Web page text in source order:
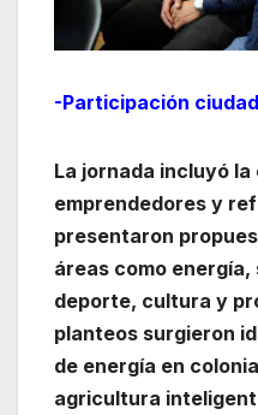
-Participación
La jornada incluyó
emprendedores y
presentaron
áreas como
deporte, cultura y
planteos surgieron
de energía en
agricultura